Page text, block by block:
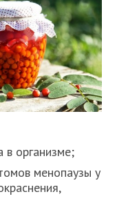
в организме;
менопаузы у